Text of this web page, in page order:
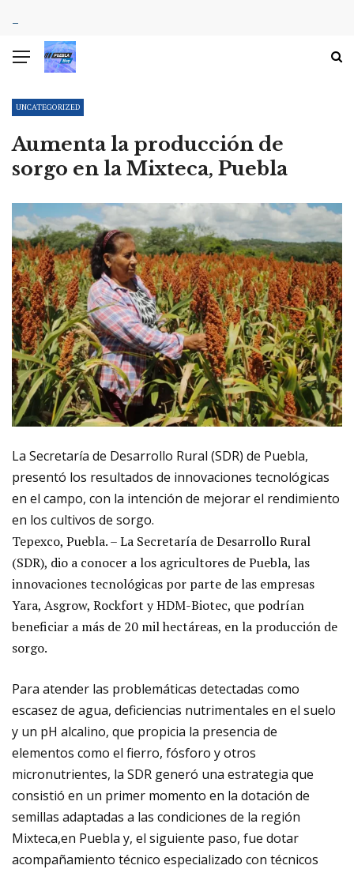
UNCATEGORIZED
Aumenta la producción de
sorgo en la Mixteca, Puebla
La Secretaría de Desarrollo Rural (SDR) de Puebla,
presentó los resultados de innovaciones tecnológicas
en el campo, con la intención de mejorar el rendimiento
en los cultivos de sorgo.
Tepexco, Puebla. – La Secretaría de Desarrollo Rural
(SDR), dio a conocer a los agricultores de Puebla, las
innovaciones tecnológicas por parte de las empresas
Yara, Asgrow, Rockfort y HDM-Biotec, que podrían
beneficiar a más de 20 mil hectáreas, en la producción de
sorgo.
Para atender las problemáticas detectadas como
escasez de agua, deficiencias nutrimentales en el suelo
y un pH alcalino, que propicia la presencia de
elementos como el fierro, fósforo y otros
micronutrientes, la SDR generó una estrategia que
consistió en un primer momento en la dotación de
semillas adaptadas a las condiciones de la región
Mixteca,en Puebla y, el siguiente paso, fue dotar
acompañamiento técnico especializado con técnicos